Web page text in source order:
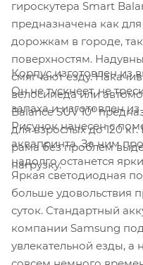
гироскутера Smart
предназначена как
дорожкам в городе,
поверхностям.
смягчают езду.
велосипеда или
Balance SUV 10"
для взрослых до 120
рама без проблем
нагрузку.
Корпус изготовлен из
Он не тускнеет, не
запаха и изготовлен
Рисунок нанесен с
аквапринта. За ним
надолго останется
Яркая светодиодная
больше удовольствия
суток. Стандартный
компании Samsung
увлекательной езды, а